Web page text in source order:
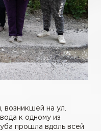
возникшей на ул.
к одному из
прошла вдоль всей